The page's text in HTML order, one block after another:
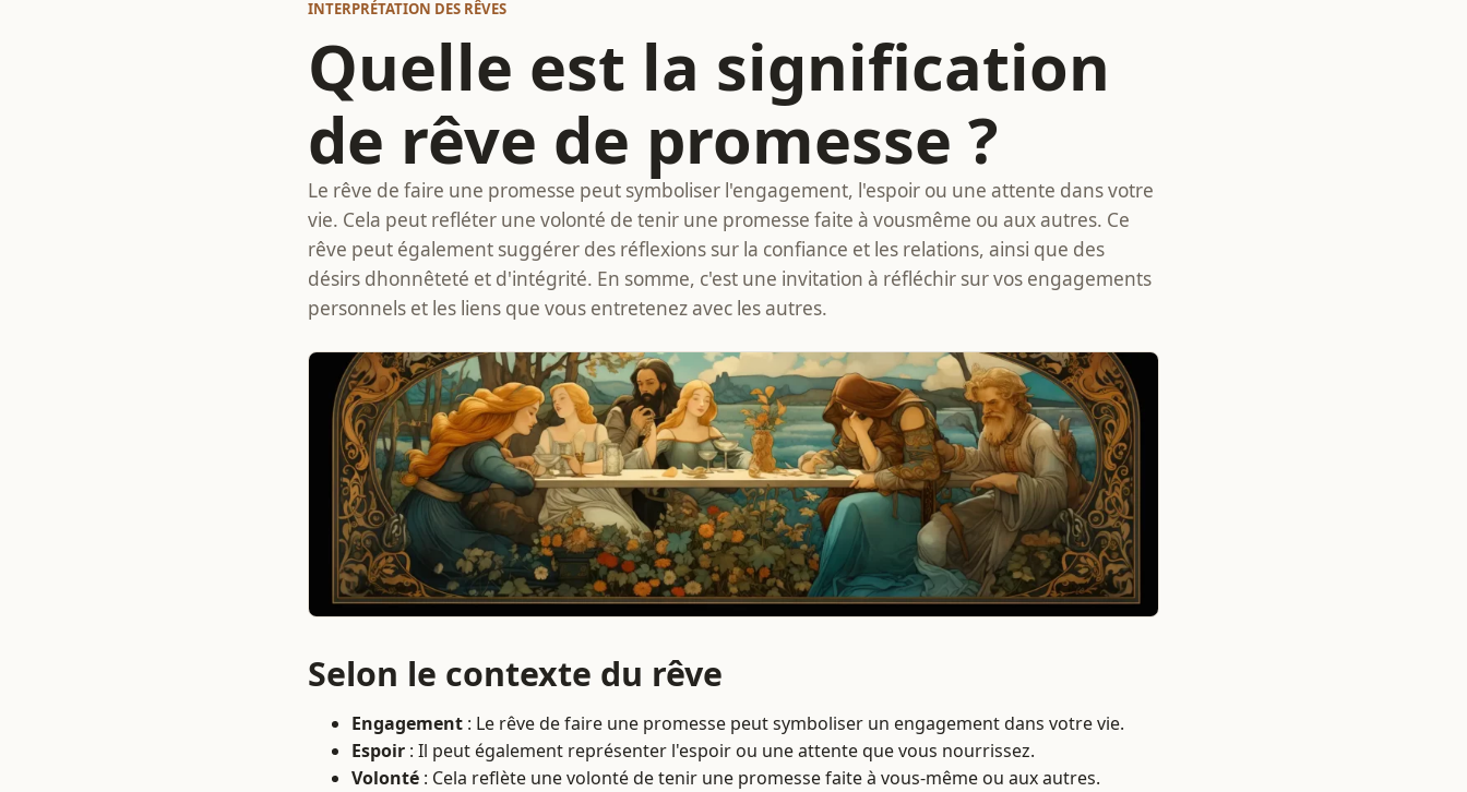
INTERPRÉTATION DES RÊVES
Quelle est la signification
de rêve de promesse ?
Le rêve de faire une promesse peut symboliser l'engagement, l'espoir ou une attente dans votre
vie. Cela peut refléter une volonté de tenir une promesse faite à vousmême ou aux autres. Ce
rêve peut également suggérer des réflexions sur la confiance et les relations, ainsi que des
désirs dhonnêteté et d'intégrité. En somme, c'est une invitation à réfléchir sur vos engagements
personnels et les liens que vous entretenez avec les autres.
Selon le contexte du rêve
Engagement : Le rêve de faire une promesse peut symboliser un engagement dans votre vie.
Espoir : Il peut également représenter l'espoir ou une attente que vous nourrissez.
Volonté : Cela reflète une volonté de tenir une promesse faite à vous-même ou aux autres.